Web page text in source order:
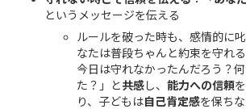
というメッセージを伝える
ルールを破った時も、感情的に
なたは普段ちゃんと約束を守れ
今日は守れなかったんだろう？
た？」と共感し、 能力への信頼
り、子どもは自己肯定感を保ち